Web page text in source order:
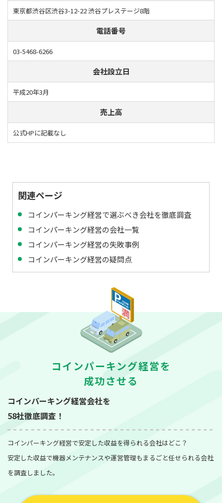
東京都渋谷区渋谷3-12-22 渋谷プレステージ8階
電話番号
03-5468-6266
会社設立日
平成20年3月
売上高
公式HPに記載なし
関連ページ
コインパーキング経営で選ぶべき会社を徹底調査
コインパーキング経営の会社一覧
コインパーキング経営の失敗事例
コインパーキング経営の疑問点
コインパーキング経営を
成功させる
コインパーキング経営会社を
58社徹底調査！
コインパーキング経営で安定した収益を得られる会社はどこ？
安定した収益で機器メンテナンスや運営管理もまるごと任せられる会社
を調査しました。